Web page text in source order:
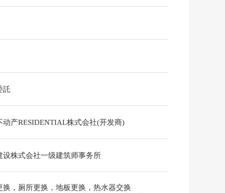
託
动产RESIDENTIAL株式会社(开发商)
设株式会社一级建筑师事务所
换，厕所更换，地板更换，热水器交换